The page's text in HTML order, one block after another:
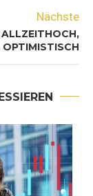
Nächste
OPTIMISTISCH